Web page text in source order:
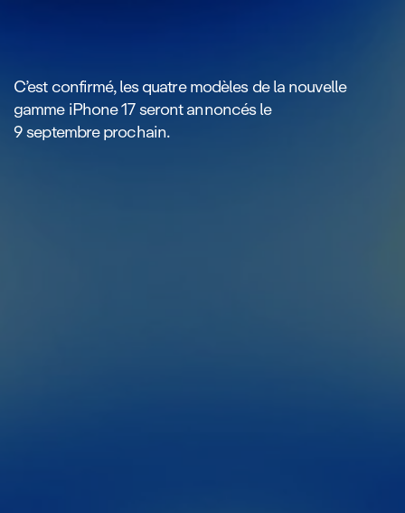
C’est confirmé, les quatre modèles de la nouvelle
gamme iPhone 17 seront annoncés le
9 septembre prochain.